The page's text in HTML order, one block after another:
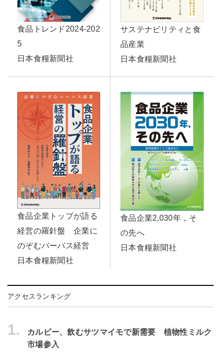
食品トレンド2024-202
5
日本食糧新聞社
サステナビリティと食
品産業
日本食糧新聞社
食品企業トップが語る
経営の羅針盤 企業に
のぞむパーパス経営
日本食糧新聞社
食品企業2,030年，そ
の先へ
日本食糧新聞社
アクセスランキング
1.
カルビー、飲むサツマイモで新需要 植物性ミルク
市場参入